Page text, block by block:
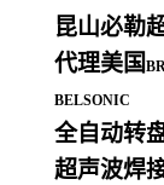
昆山必勒
代理美国
BELSONIC
全自动转
超声波焊